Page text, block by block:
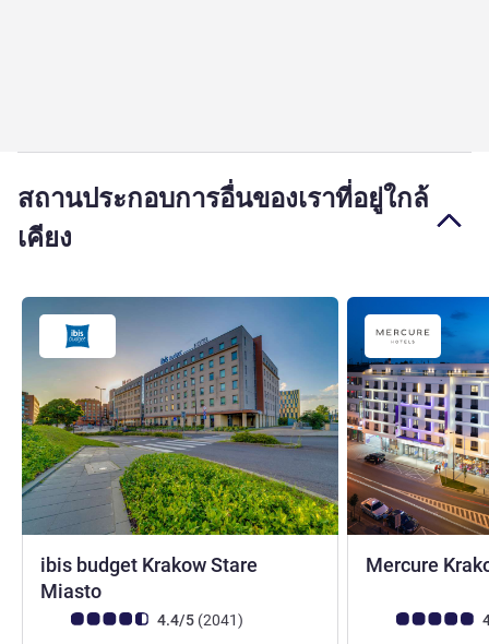
สถานประกอบการอื่นของเราที่อยู่ใกล้
เคียง
ibis budget Krakow Stare
Miasto
คะแนนความคิดเห็นจากแขก (เรทติ้งบน ALL)
4.4/5 (2041รีวิว รายการ
)
Mercure
คะแนนความคิดเ